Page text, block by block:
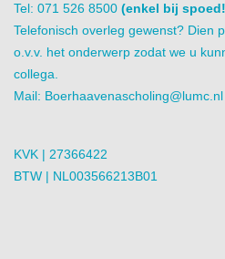
Tel: 071 526 8500 (enkel bij
Telefonisch overleg gewenst? Dien
o.v.v. het onderwerp zodat we u
collega.
Mail: Boerhaavenascholing@lumc.nl
KVK | 27366422
BTW | NL003566213B01